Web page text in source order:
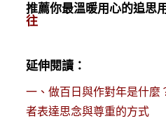
推薦你最溫暖用心的追思
往
延伸閱讀：
一、 做百日與作對年是什麼
者表達思念與尊重的方式